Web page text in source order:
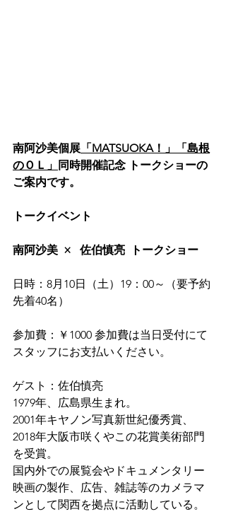
南阿沙美個展 「MATSUOKA！」「島根
のＯＬ」 同時開催記念 トークショーの
ご案内です。
トークイベント
南阿沙美  ×   佐伯慎亮  トークショー
日時：8月10日（土）19：00～（要予約
先着40名）
参加費：￥1000 参加費は当日受付にて
スタッフにお支払いください。
ゲスト：佐伯慎亮
1979年、広島県生まれ。
2001年キヤノン写真新世紀優秀賞、
2018年大阪市咲くやこの花賞美術部門
を受賞。
国内外での展覧会やドキュメンタリー
映画の製作、広告、雑誌等のカメラマ
ンとして関西を拠点に活動している。